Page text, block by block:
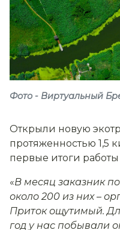
Фото - Виртуальный
Открыли новую
протяженностью 1,5
первые итоги
«В месяц заказник
около 200 из них–
Приток ощутимый.
год у нас побывали